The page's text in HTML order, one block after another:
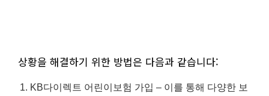
상황을 해결하기 위한 방법은 다음과 같습니다:
KB다이렉트 어린이보험 가입 – 이를 통해 다양한 보